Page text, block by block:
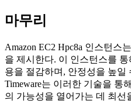
마무리
Amazon EC2 Hpc8a 인스턴스
을 제시한다. 이 인스턴스를
용을 절감하며, 안정성을 높일
Timeware는 이러한 기술을 통
의 가능성을 열어가는 데 최선